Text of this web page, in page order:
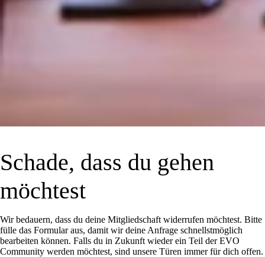
Schade, dass du gehen
möchtest
Wir bedauern, dass du deine Mitgliedschaft widerrufen möchtest. Bitte
fülle das Formular aus, damit wir deine Anfrage schnellstmöglich
bearbeiten können. Falls du in Zukunft wieder ein Teil der EVO
Community werden möchtest, sind unsere Türen immer für dich offen.